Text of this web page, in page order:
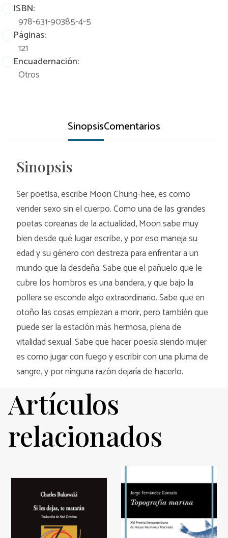
ISBN:
978-631-90385-4-5
Páginas:
121
Encuadernación:
Otros
SinopsisComentarios
Sinopsis
Ser poetisa, escribe Moon Chung-hee, es como
vender sexo sin el cuerpo. Como una de las grandes
poetas coreanas de la actualidad, Moon sabe muy
bien desde qué lugar escribe, y por eso maneja su
edad y su género con destreza para enfrentar a un
mundo que la desdeña. Sabe que el pañuelo que le
cubre los hombros es una bandera, y que bajo la
pollera se esconde algo extraordinario. Sabe que en
otoño las cosas empiezan a morir, pero también que
puede ser la estación más hermosa, plena de
vitalidad sexual. Sabe que hacer poesía siendo mujer
es como jugar con fuego y escribir con una pluma de
sangre, y por ninguna razón dejaría de hacerlo.
Artículos
relacionados